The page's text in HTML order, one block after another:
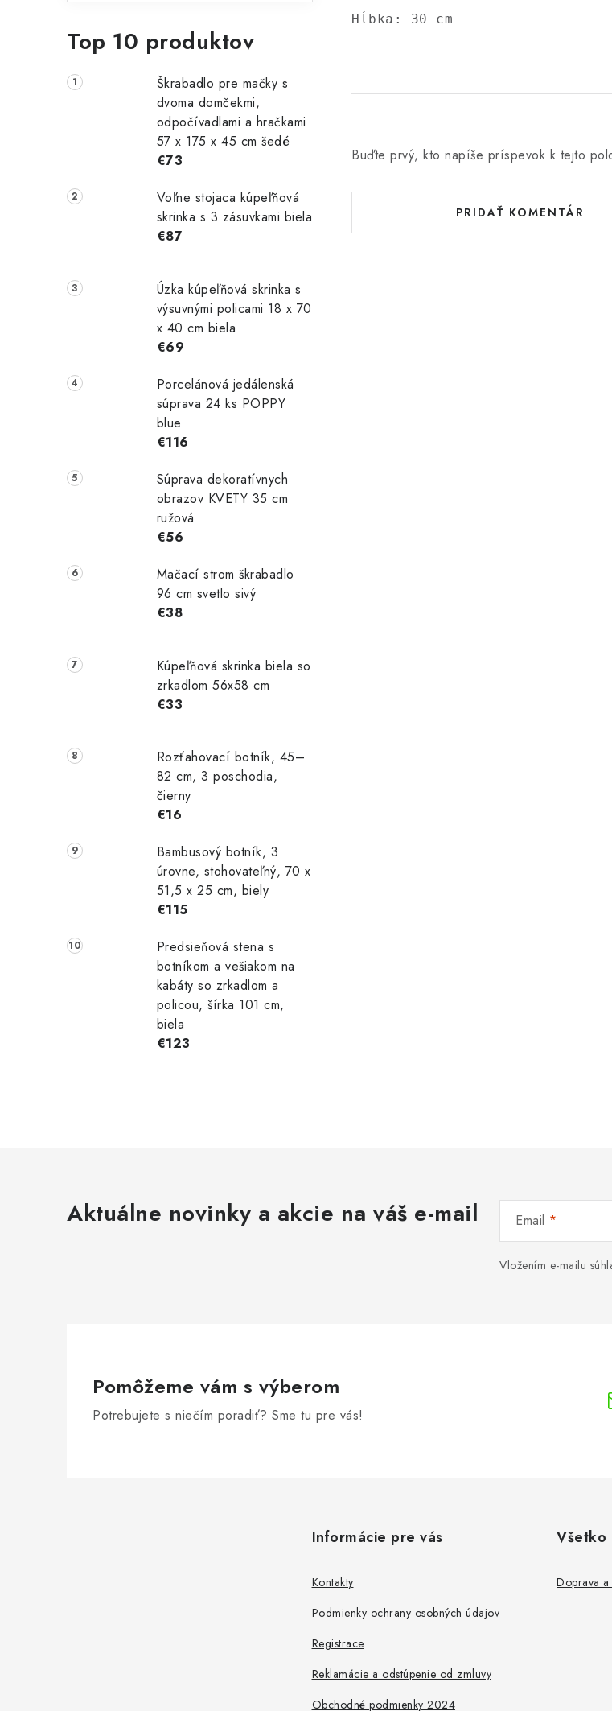
Top 10 produktov
Škrabadlo pre mačky s
dvoma domčekmi,
odpočívadlami a hračkami
57 x 175 x 45 cm šedé
€73
Voľne stojaca kúpeľňová
skrinka s 3 zásuvkami biela
€87
Úzka kúpeľňová skrinka s
výsuvnými policami 18 x 70
x 40 cm biela
€69
Porcelánová jedálenská
súprava 24 ks POPPY
blue
€116
Súprava dekoratívnych
obrazov KVETY 35 cm
ružová
€56
Mačací strom škrabadlo
96 cm svetlo sivý
€38
Kúpeľňová skrinka biela so
zrkadlom 56x58 cm
€33
Rozťahovací botník, 45–
82 cm, 3 poschodia,
čierny
€16
Bambusový botník, 3
úrovne, stohovateľný, 70 x
51,5 x 25 cm, biely
€115
Predsieňová stena s
botníkom a vešiakom na
kabáty so zrkadlom a
policou, šírka 101 cm,
biela
€123
Hĺbka: 30 cm
Buďte prvý, kto napíše príspevok k tejto
PRIDAŤ KOMENTÁR
Aktuálne novinky a akcie na váš e-mail Email
Vložením e-mailu
Pomôžeme vám s výberom
Potrebujete s niečím poradiť? Sme tu pre vás!
Informácie pre vás
Kontakty
Podmienky ochrany osobných údajov
Registrace
Reklamácie a odstúpenie od zmluvy
Obchodné podmienky 2024
Všetko
Doprava a